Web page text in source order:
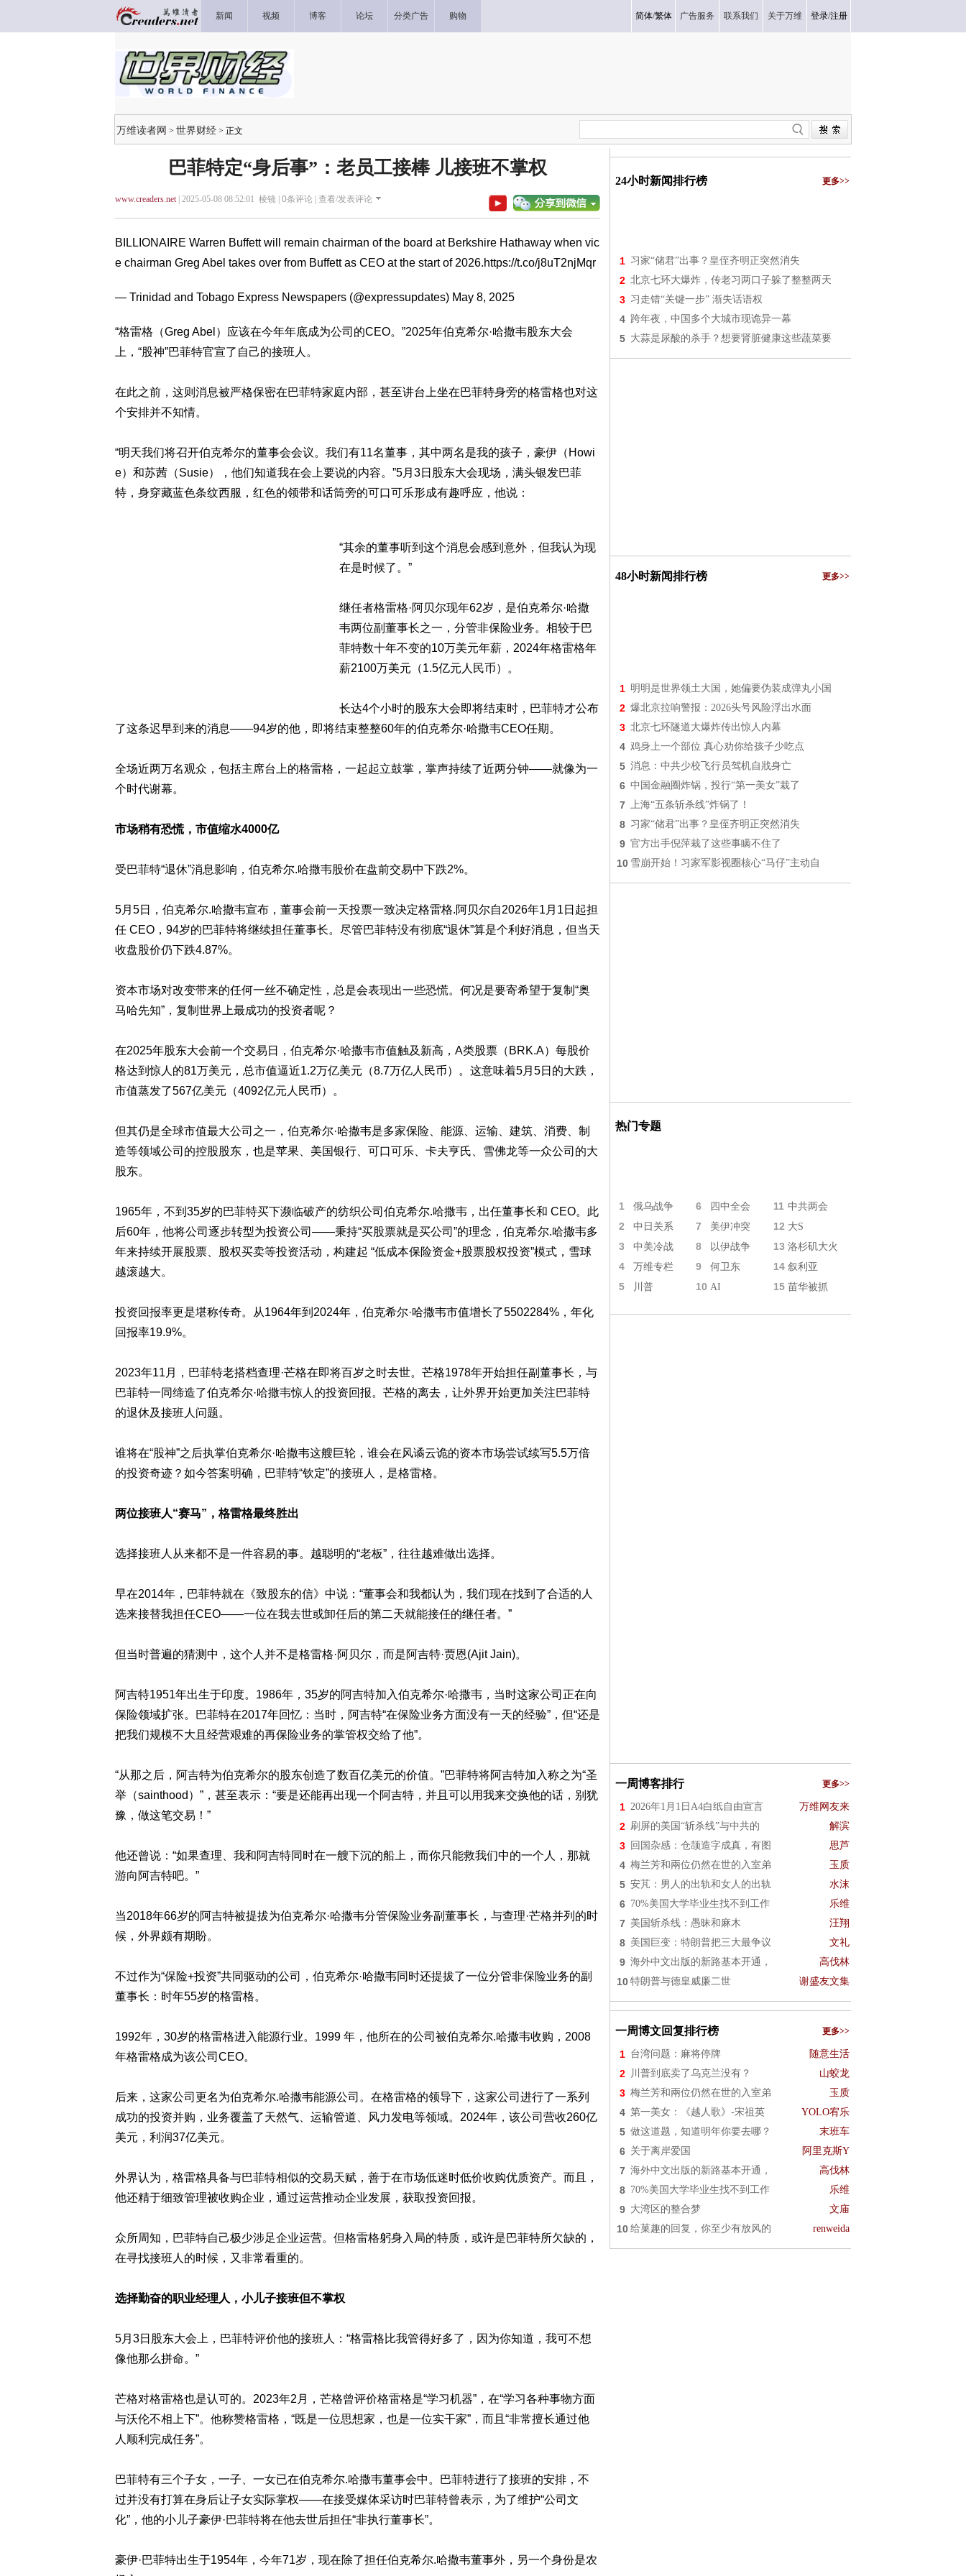
新闻 视频 博客 论坛 分类广告 购物 简体/繁体 广告服务 联系我们 关于万维 登录/注册
万维读者网 > 世界财经 > 正文
巴菲特定“身后事”：老员工接棒 儿接班不掌权
www.creaders.net| 2025-05-08 08:52:01 棱镜 | 0条评论 | 查看/发表评论
BILLIONAIRE Warren Buffett will remain chairman of the board at Berkshire Hathaway when vic
e chairman Greg Abel takes over from Buffett as CEO at the start of 2026.https://t.co/j8uT2njMqr
— Trinidad and Tobago Express Newspapers (@expressupdates) May 8, 2025
“格雷格（Greg Abel）应该在今年年底成为公司的CEO。”2025年伯克希尔·哈撒韦股东大会
上，“股神”巴菲特官宣了自己的接班人。
在此之前，这则消息被严格保密在巴菲特家庭内部，甚至讲台上坐在巴菲特身旁的格雷格也对这
个安排并不知情。
“明天我们将召开伯克希尔的董事会会议。我们有11名董事，其中两名是我的孩子，豪伊（Howi
e）和苏茜（Susie），他们知道我在会上要说的内容。”5月3日股东大会现场，满头银发巴菲
特，身穿藏蓝色条纹西服，红色的领带和话筒旁的可口可乐形成有趣呼应，他说：
“其余的董事听到这个消息会感到意外，但我认为现
在是时候了。”
继任者格雷格·阿贝尔现年62岁，是伯克希尔·哈撒
韦两位副董事长之一，分管非保险业务。相较于巴
菲特数十年不变的10万美元年薪，2024年格雷格年
薪2100万美元（1.5亿元人民币）。
长达4个小时的股东大会即将结束时，巴菲特才公布
了这条迟早到来的消息——94岁的他，即将结束整整60年的伯克希尔·哈撒韦CEO任期。
全场近两万名观众，包括主席台上的格雷格，一起起立鼓掌，掌声持续了近两分钟——就像为一
个时代谢幕。
市场稍有恐慌，市值缩水4000亿
受巴菲特“退休”消息影响，伯克希尔.哈撒韦股价在盘前交易中下跌2%。
5月5日，伯克希尔.哈撒韦宣布，董事会前一天投票一致决定格雷格.阿贝尔自2026年1月1日起担
任 CEO，94岁的巴菲特将继续担任董事长。尽管巴菲特没有彻底“退休”算是个利好消息，但当天
收盘股价仍下跌4.87%。
资本市场对改变带来的任何一丝不确定性，总是会表现出一些恐慌。何况是要寄希望于复制“奥
马哈先知”，复制世界上最成功的投资者呢？
在2025年股东大会前一个交易日，伯克希尔·哈撒韦市值触及新高，A类股票（BRK.A）每股价
格达到惊人的81万美元，总市值逼近1.2万亿美元（8.7万亿人民币）。这意味着5月5日的大跌，
市值蒸发了567亿美元（4092亿元人民币）。
但其仍是全球市值最大公司之一，伯克希尔·哈撒韦是多家保险、能源、运输、建筑、消费、制
造等领域公司的控股股东，也是苹果、美国银行、可口可乐、卡夫亨氏、雪佛龙等一众公司的大
股东。
1965年，不到35岁的巴菲特买下濒临破产的纺织公司伯克希尔.哈撒韦，出任董事长和 CEO。此
后60年，他将公司逐步转型为投资公司——秉持“买股票就是买公司”的理念，伯克希尔.哈撒韦多
年来持续开展股票、股权买卖等投资活动，构建起 “低成本保险资金+股票股权投资”模式，雪球
越滚越大。
投资回报率更是堪称传奇。从1964年到2024年，伯克希尔·哈撒韦市值增长了5502284%，年化
回报率19.9%。
2023年11月，巴菲特老搭档查理·芒格在即将百岁之时去世。芒格1978年开始担任副董事长，与
巴菲特一同缔造了伯克希尔·哈撒韦惊人的投资回报。芒格的离去，让外界开始更加关注巴菲特
的退休及接班人问题。
谁将在“股神”之后执掌伯克希尔·哈撒韦这艘巨轮，谁会在风谲云诡的资本市场尝试续写5.5万倍
的投资奇迹？如今答案明确，巴菲特“钦定”的接班人，是格雷格。
两位接班人“赛马”，格雷格最终胜出
选择接班人从来都不是一件容易的事。越聪明的“老板”，往往越难做出选择。
早在2014年，巴菲特就在《致股东的信》中说：“董事会和我都认为，我们现在找到了合适的人
选来接替我担任CEO——一位在我去世或卸任后的第二天就能接任的继任者。”
但当时普遍的猜测中，这个人并不是格雷格·阿贝尔，而是阿吉特·贾恩(Ajit Jain)。
阿吉特1951年出生于印度。1986年，35岁的阿吉特加入伯克希尔·哈撒韦，当时这家公司正在向
保险领域扩张。巴菲特在2017年回忆：当时，阿吉特“在保险业务方面没有一天的经验”，但“还是
把我们规模不大且经营艰难的再保险业务的掌管权交给了他”。
“从那之后，阿吉特为伯克希尔的股东创造了数百亿美元的价值。”巴菲特将阿吉特加入称之为“圣
举（sainthood）”，甚至表示：“要是还能再出现一个阿吉特，并且可以用我来交换他的话，别犹
豫，做这笔交易！”
他还曾说：“如果查理、我和阿吉特同时在一艘下沉的船上，而你只能救我们中的一个人，那就
游向阿吉特吧。”
当2018年66岁的阿吉特被提拔为伯克希尔·哈撒韦分管保险业务副董事长，与查理·芒格并列的时
候，外界颇有期盼。
不过作为“保险+投资”共同驱动的公司，伯克希尔·哈撒韦同时还提拔了一位分管非保险业务的副
董事长：时年55岁的格雷格。
1992年，30岁的格雷格进入能源行业。1999 年，他所在的公司被伯克希尔.哈撒韦收购，2008
年格雷格成为该公司CEO。
后来，这家公司更名为伯克希尔.哈撒韦能源公司。在格雷格的领导下，这家公司进行了一系列
成功的投资并购，业务覆盖了天然气、运输管道、风力发电等领域。2024年，该公司营收260亿
美元，利润37亿美元。
外界认为，格雷格具备与巴菲特相似的交易天赋，善于在市场低迷时低价收购优质资产。而且，
他还精于细致管理被收购企业，通过运营推动企业发展，获取投资回报。
众所周知，巴菲特自己极少涉足企业运营。但格雷格躬身入局的特质，或许是巴菲特所欠缺的，
在寻找接班人的时候，又非常看重的。
选择勤奋的职业经理人，小儿子接班但不掌权
5月3日股东大会上，巴菲特评价他的接班人：“格雷格比我管得好多了，因为你知道，我可不想
像他那么拼命。”
芒格对格雷格也是认可的。2023年2月，芒格曾评价格雷格是“学习机器”，在“学习各种事物方面
与沃伦不相上下”。他称赞格雷格，“既是一位思想家，也是一位实干家”，而且“非常擅长通过他
人顺利完成任务”。
巴菲特有三个子女，一子、一女已在伯克希尔.哈撒韦董事会中。巴菲特进行了接班的安排，不
过并没有打算在身后让子女实际掌权——在接受媒体采访时巴菲特曾表示，为了维护“公司文
化”，他的小儿子豪伊·巴菲特将在他去世后担任“非执行董事长”。
豪伊·巴菲特出生于1954年，今年71岁，现在除了担任伯克希尔.哈撒韦董事外，另一个身份是农
24小时新闻排行榜 更多>>
1 习家“储君”出事？皇侄齐明正突然消失
2 北京七环大爆炸，传老习两口子躲了整整两天
3 习走错“关键一步” 渐失话语权
4 跨年夜，中国多个大城市现诡异一幕
5 大蒜是尿酸的杀手？想要肾脏健康这些蔬菜要
48小时新闻排行榜 更多>>
1 明明是世界领土大国，她偏要伪装成弹丸小国
2 爆北京拉响警报：2026头号风险浮出水面
3 北京七环隧道大爆炸传出惊人内幕
4 鸡身上一个部位 真心劝你给孩子少吃点
5 消息：中共少校飞行员驾机自戕身亡
6 中国金融圈炸锅，投行“第一美女”栽了
7 上海“五条斩杀线”炸锅了！
8 习家“储君”出事？皇侄齐明正突然消失
9 官方出手倪萍栽了这些事瞒不住了
10 雪崩开始！习家军影视圈核心“马仔”主动自
热门专题
1 俄乌战争 6 四中全会 11 中共两会
2 中日关系 7 美伊冲突 12 大S
3 中美冷战 8 以伊战争 13 洛杉矶大火
4 万维专栏 9 何卫东 14 叙利亚
5 川普 10 AI 15 苗华被抓
一周博客排行 更多>>
1 2026年1月1日A4白纸自由宣言 万维网友来
2 刷屏的美国“斩杀线”与中共的 解滨
3 回国杂感：仓颉造字成真，有图 思芦
4 梅兰芳和兩位仍然在世的入室弟 玉质
5 安芃：男人的出轨和女人的出轨 水沫
6 70%美国大学毕业生找不到工作 乐维
7 美国斩杀线：愚昧和麻木 汪翔
8 美国巨变：特朗普把三大最争议 文礼
9 海外中文出版的新路基本开通， 高伐林
10 特朗普与德皇威廉二世 谢盛友文集
一周博文回复排行榜 更多>>
1 台湾问题：麻将停牌 随意生活
2 川普到底卖了乌克兰没有？ 山蛟龙
3 梅兰芳和兩位仍然在世的入室弟 玉质
4 第一美女：《越人歌》-宋祖英 YOLO宥乐
5 做这道题，知道明年你要去哪？ 末班车
6 关于离岸爱国 阿里克斯Y
7 海外中文出版的新路基本开通， 高伐林
8 70%美国大学毕业生找不到工作 乐维
9 大湾区的整合梦 文庙
10 给菓趣的回复，你至少有放风的 renweida